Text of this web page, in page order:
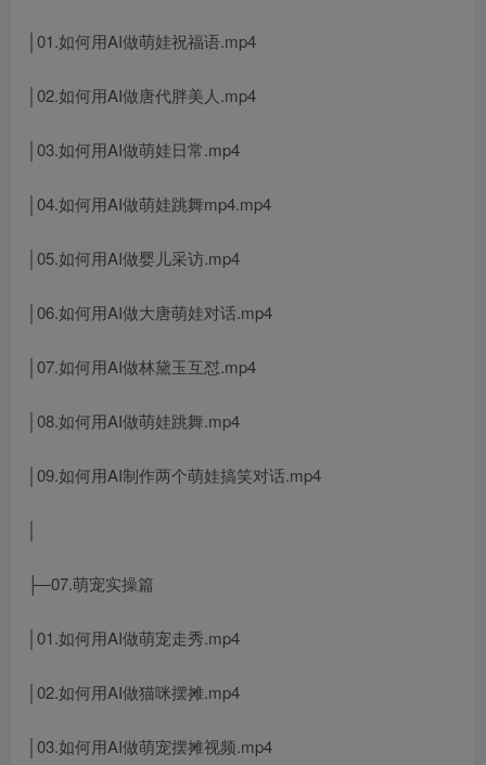
│01.如何用AI做萌娃祝福语.mp4
│02.如何用AI做唐代胖美人.mp4
│03.如何用AI做萌娃日常.mp4
│04.如何用AI做萌娃跳舞mp4.mp4
│05.如何用AI做婴儿采访.mp4
│06.如何用AI做大唐萌娃对话.mp4
│07.如何用AI做林黛玉互怼.mp4
│08.如何用AI做萌娃跳舞.mp4
│09.如何用AI制作两个萌娃搞笑对话.mp4
├─07.萌宠实操篇
│01.如何用AI做萌宠走秀.mp4
│02.如何用AI做猫咪摆摊.mp4
│03.如何用AI做萌宠摆摊视频.mp4